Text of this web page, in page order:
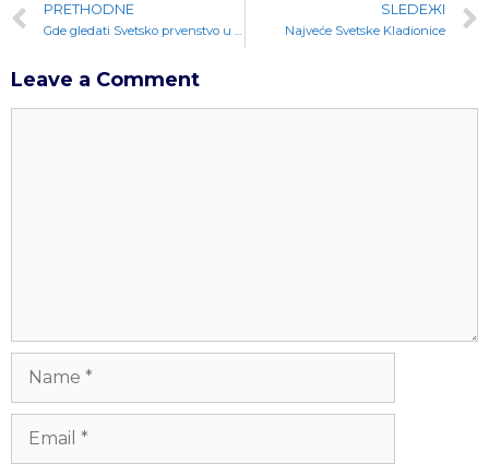
PRETHODNE
Gde gledati Svetsko prvenstvo u fudbalu?
SLEDEЖI
Najveće Svetske Kladionice
Leave a Comment